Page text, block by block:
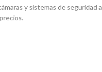
y sistemas de seguridad a